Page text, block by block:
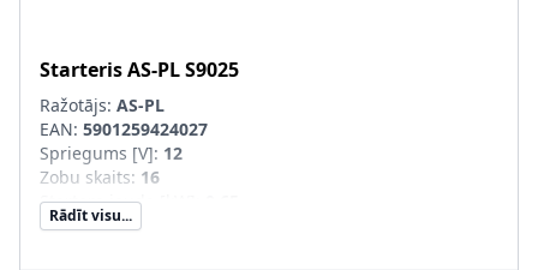
StarterisAS-PLS9025
Ražotājs: AS-PL
EAN: 5901259424027
Spriegums [V]: 12
Zobu skaits: 16
Startera jauda [kW]
Griešanās virziens
Rādīt visu...